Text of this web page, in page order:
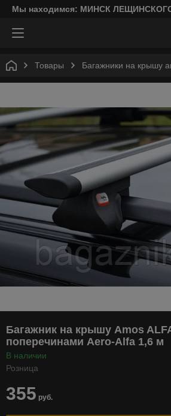
Мы находимся: МИНСК ЛЕЩИНСКОГО
Товары Багажники на крышу
Багажник на крышу Amos
поперечинами Aero-Alfa 1,6 м
В наличии
Розница
355 руб.